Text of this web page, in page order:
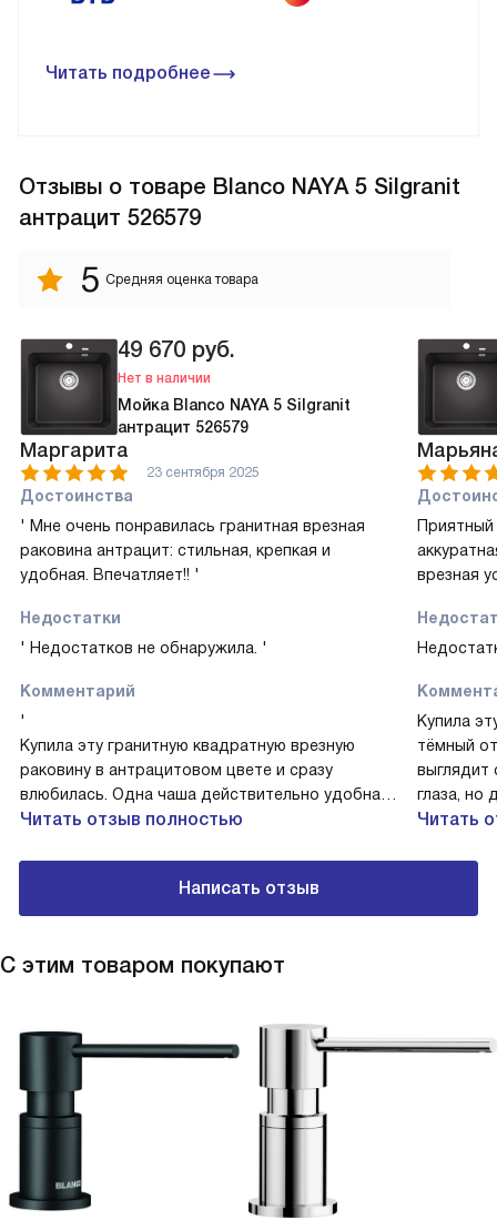
Читать подробнее
Отзывы о товаре Blanco NAYA 5 Silgranit
антрацит 526579
5 Средняя оценка товара
49 670 руб.
Нет в наличии
Мойка Blanco NAYA 5 Silgranit
антрацит 526579
Маргарита
23 сентября 2025
Достоинства
' Мне очень понравилась гранитная врезная
раковина антрацит: стильная, крепкая и
удобная. Впечатляет!! '
Недостатки
' Недостатков не обнаружила. '
Комментарий
'
Купила эту гранитную квадратную врезную
раковину в антрацитовом цвете и сразу
влюбилась. Одна чаша действительно удобна в
повседневной готовке, а корзинчатый вентиль
Первый тест — уборка после семейного ужина:
жир и крошки смылись без проблем,
поверхность осталась целой. Однажды дети
осталась спокойна. Позже докупила сифон и
Читать отзыв полностью
Приятный
врезная
Купила
тёмный
выглядит
глаза, но
каждый
удобна,
InFino:
Помню
Читать
Написать отзыв
С этим товаром покупают